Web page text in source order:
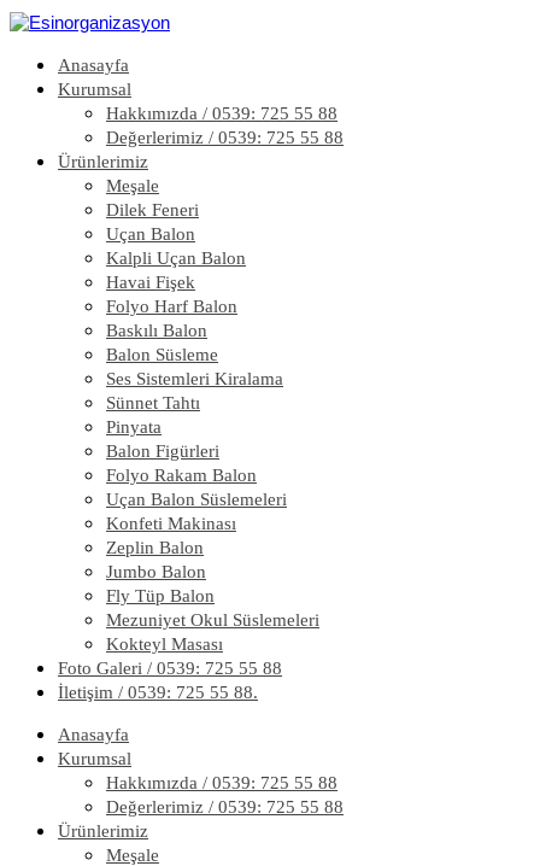
Anasayfa
Kurumsal
Hakkımızda / 0539: 725 55 88
Değerlerimiz / 0539: 725 55 88
Ürünlerimiz
Meşale
Dilek Feneri
Uçan Balon
Kalpli Uçan Balon
Havai Fişek
Folyo Harf Balon
Baskılı Balon
Balon Süsleme
Ses Sistemleri Kiralama
Sünnet Tahtı
Pinyata
Balon Figürleri
Folyo Rakam Balon
Uçan Balon Süslemeleri
Konfeti Makinası
Zeplin Balon
Jumbo Balon
Fly Tüp Balon
Mezuniyet Okul Süslemeleri
Kokteyl Masası
Foto Galeri / 0539: 725 55 88
İletişim / 0539: 725 55 88.
Anasayfa
Kurumsal
Hakkımızda / 0539: 725 55 88
Değerlerimiz / 0539: 725 55 88
Ürünlerimiz
Meşale